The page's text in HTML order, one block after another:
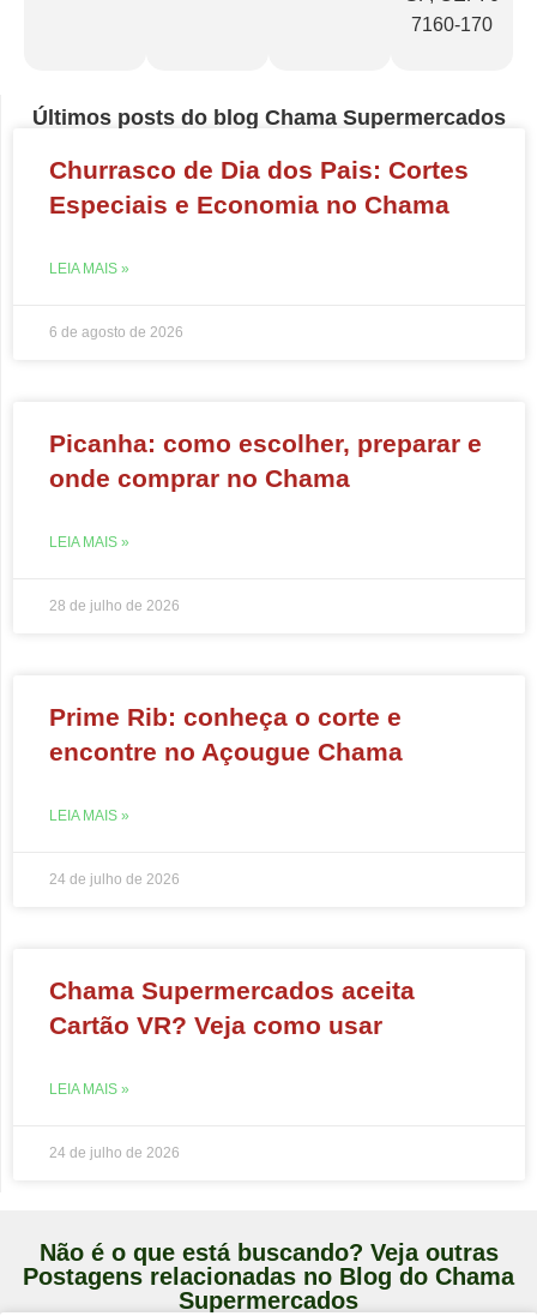
7160-170
Últimos posts do blog Chama Supermercados
Churrasco de Dia dos Pais: Cortes
Especiais e Economia no Chama
LEIA MAIS »
6 de agosto de 2026
Picanha: como escolher, preparar e
onde comprar no Chama
LEIA MAIS »
28 de julho de 2026
Prime Rib: conheça o corte e
encontre no Açougue Chama
LEIA MAIS »
24 de julho de 2026
Chama Supermercados aceita
Cartão VR? Veja como usar
LEIA MAIS »
24 de julho de 2026
Não é o que está buscando? Veja outras
Postagens relacionadas no Blog do Chama
Supermercados